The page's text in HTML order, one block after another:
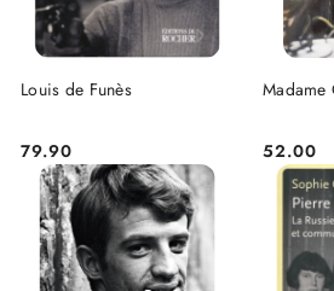
Louis de Funès
Cena:
79.90
DO KOSZYKA Madame
Cena:
52.00